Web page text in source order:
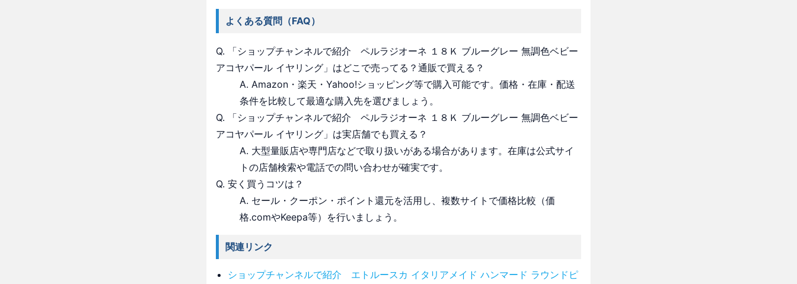
よくある質問（FAQ）
Q. 「ショップチャンネルで紹介 ペルラジオーネ １８Ｋ ブルーグレー 無調色ベビー
アコヤパール イヤリング」はどこで売ってる？通販で買える？
A. Amazon・楽天・Yahoo!ショッピング等で購入可能です。価格・在庫・配送
条件を比較して最適な購入先を選びましょう。
Q. 「ショップチャンネルで紹介 ペルラジオーネ １８Ｋ ブルーグレー 無調色ベビー
アコヤパール イヤリング」は実店舗でも買える？
A. 大型量販店や専門店などで取り扱いがある場合があります。在庫は公式サイ
トの店舗検索や電話での問い合わせが確実です。
Q. 安く買うコツは？
A. セール・クーポン・ポイント還元を活用し、複数サイトで価格比較（価
格.comやKeepa等）を行いましょう。
関連リンク
ショップチャンネルで紹介 エトルースカ イタリアメイド ハンマード ラウンドピ